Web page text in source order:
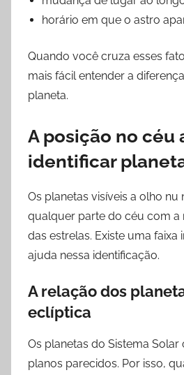
horário em que o astro
Quando você cruza esses
mais fácil entender a
planeta.
A posição no céu
identificar
Os planetas visíveis a olho nu
qualquer parte do céu com a
das estrelas. Existe uma
ajuda nessa identificação.
A relação dos
eclíptica
Os planetas do Sistema
planos parecidos. Por isso,